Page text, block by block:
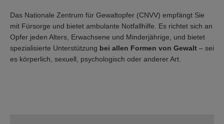
Das Nationale Zentrum für Gewaltopfer (CNVV) empfängt Sie
mit Fürsorge und bietet ambulante Notfallhilfe. Es richtet sich an
Opfer jeden Alters, Erwachsene und Minderjährige, und bietet
spezialisierte Unterstützung bei allen Formen von Gewalt – sei
es körperlich, sexuell, psychologisch oder anderer Art.